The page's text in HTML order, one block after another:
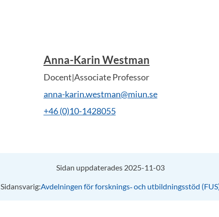
Anna-Karin Westman
Docent|Associate Professor
anna-karin.westman@miun.se
+46 (0)10-1428055
Sidan uppdaterades 2025-11-03
Sidansvarig:Avdelningen för forsknings‑ och utbildningsstöd